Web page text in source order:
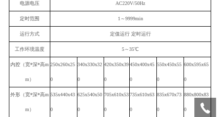
电源电压 AC220V/50Hz
定时范围 1～9999min
运行方式 定值运行 定时运行
工作环境温度 5～35℃
内腔（宽*深*高m
m）
250x260x25
0
340x330x32
0
420x350x39
0
450x400x45
0
550x450x55
0
600x595x65
0
外形（宽*深*高m
m）
535x440x43
0
625x540x50
0
705x610x53
0
735x610x63
0
835x670x73
0
880x800x83
0